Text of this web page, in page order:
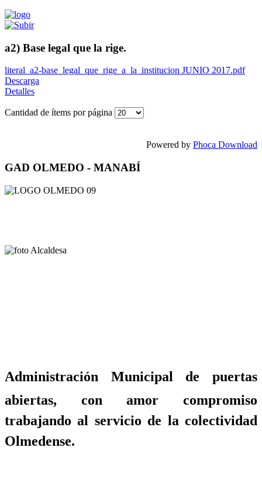
a2) Base legal que la rige.
literal_a2-base_legal_que_rige_a_la_institucion JUNIO 2017.pdf
Descarga
Detalles
Cantidad de ítems por página
Powered by Phoca Download
GAD OLMEDO - MANABÍ
Administración Municipal de puertas
abiertas, con amor compromiso
trabajando al servicio de la colectividad
Olmedense.